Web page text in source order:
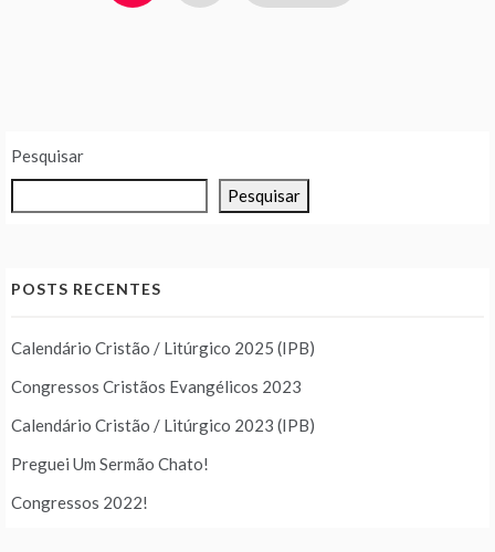
Pesquisar
Pesquisar
POSTS RECENTES
Calendário Cristão / Litúrgico 2025 (IPB)
Congressos Cristãos Evangélicos 2023
Calendário Cristão / Litúrgico 2023 (IPB)
Preguei Um Sermão Chato!
Congressos 2022!